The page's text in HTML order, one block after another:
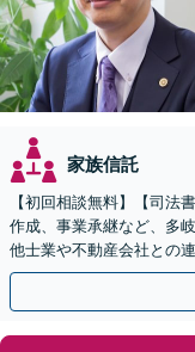
家族信託
【初回相談無料】【司法
作成、事業承継など、多
他士業や不動産会社との
相談ください。【電話相